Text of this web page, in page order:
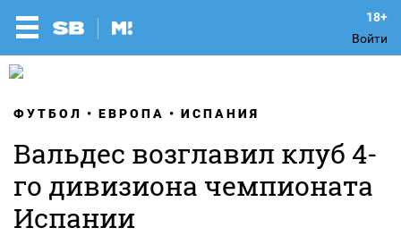
Войти
ФУТБОЛ ЕВРОПА ИСПАНИЯ
Вальдес возглавил клуб 4-
го дивизиона чемпионата
Испании